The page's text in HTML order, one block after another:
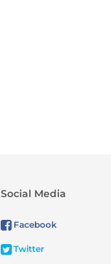
Social Media
Facebook
Twitter